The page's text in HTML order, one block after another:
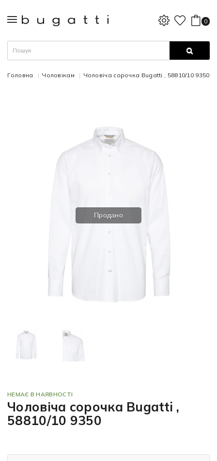
0
Головна Чоловікам Чоловіча сорочка Bugatti , 58810/10 9350
Продано
НЕМАЄ В НАЯВНОСТІ
Чоловіча сорочка Bugatti ,
58810/10 9350